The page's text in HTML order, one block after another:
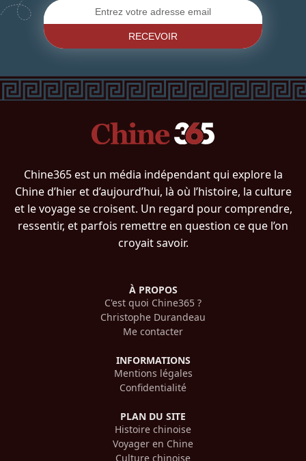
RECEVOIR
Chine365 est un média indépendant qui explore la
Chine d’hier et d’aujourd’hui, là où l’histoire, la culture
et le voyage se croisent. Un regard pour comprendre,
ressentir, et parfois remettre en question ce que l’on
croyait savoir.
À PROPOS
C'est quoi Chine365 ?
Christophe Durandeau
Me contacter
INFORMATIONS
Mentions légales
Confidentialité
PLAN DU SITE
Histoire chinoise
Voyager en Chine
Culture chinoise